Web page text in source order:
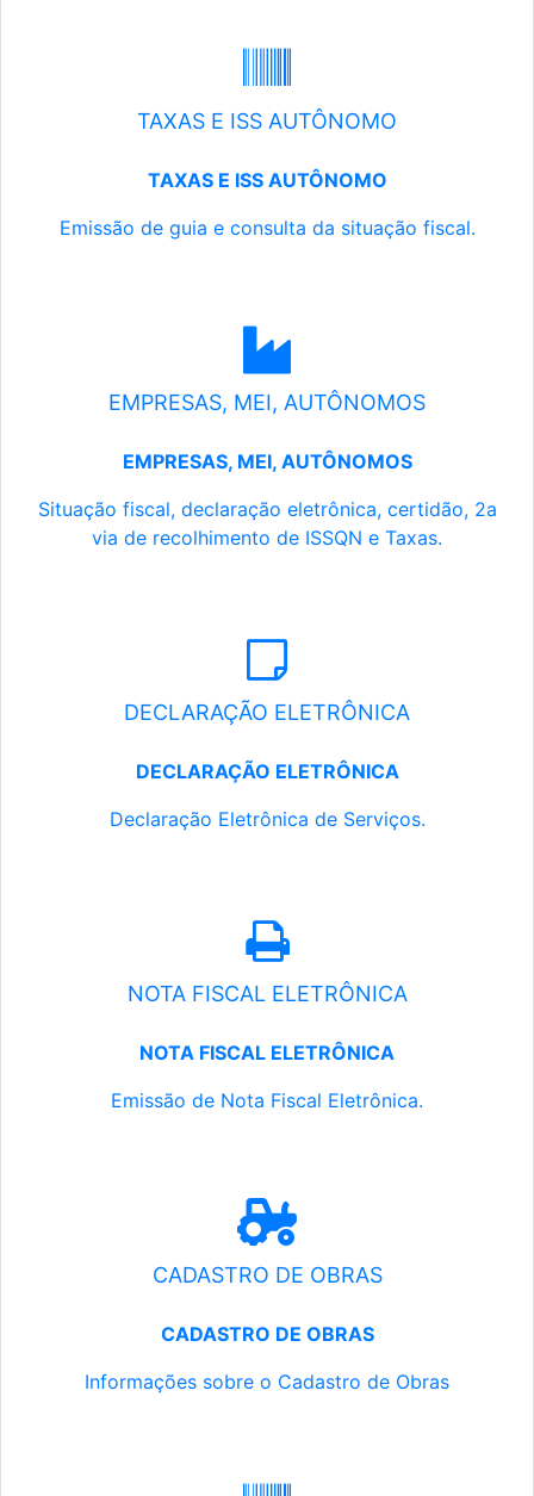
TAXAS E ISS AUTÔNOMO
TAXAS E ISS AUTÔNOMO
Emissão de guia e consulta da situação fiscal.
EMPRESAS, MEI, AUTÔNOMOS
EMPRESAS, MEI, AUTÔNOMOS
Situação fiscal, declaração eletrônica, certidão, 2a
via de recolhimento de ISSQN e Taxas.
DECLARAÇÃO ELETRÔNICA
DECLARAÇÃO ELETRÔNICA
Declaração Eletrônica de Serviços.
NOTA FISCAL ELETRÔNICA
NOTA FISCAL ELETRÔNICA
Emissão de Nota Fiscal Eletrônica.
CADASTRO DE OBRAS
CADASTRO DE OBRAS
Informações sobre o Cadastro de Obras